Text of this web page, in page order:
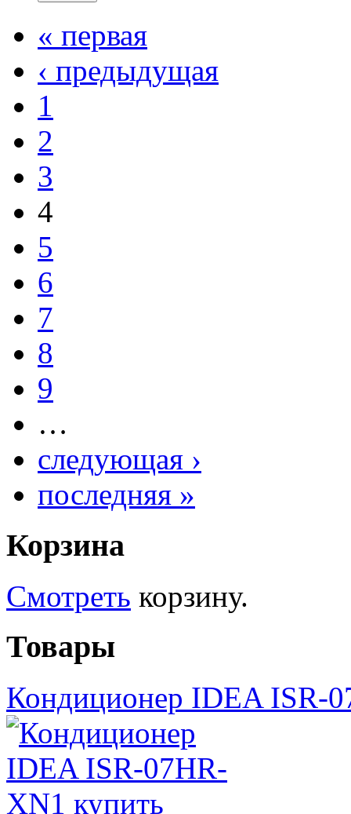
« первая
‹ предыдущая
1
2
3
4
5
6
7
8
9
…
следующая ›
последняя »
Корзина
Смотреть корзину.
Товары
Кондиционер IDEA ISR-